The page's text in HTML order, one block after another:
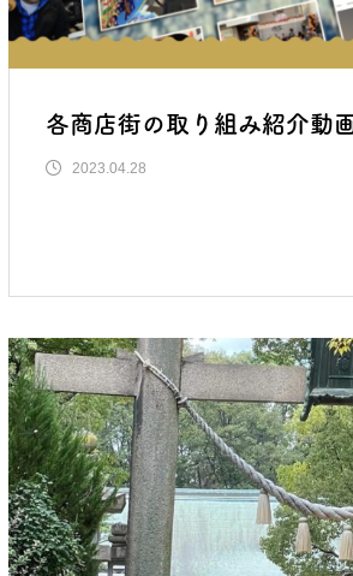
各商店街の取り組み紹介動
2023.04.28